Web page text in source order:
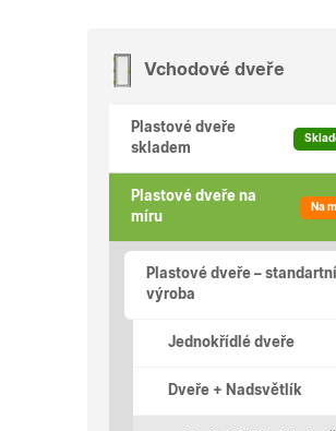
Vchodové dveře
Plastové dveře
skladem
Plastové dveře na
míru
Na
Plastové dveře – standartní
výroba
Jednokřídlé dveře
Dveře + Nadsvětlík